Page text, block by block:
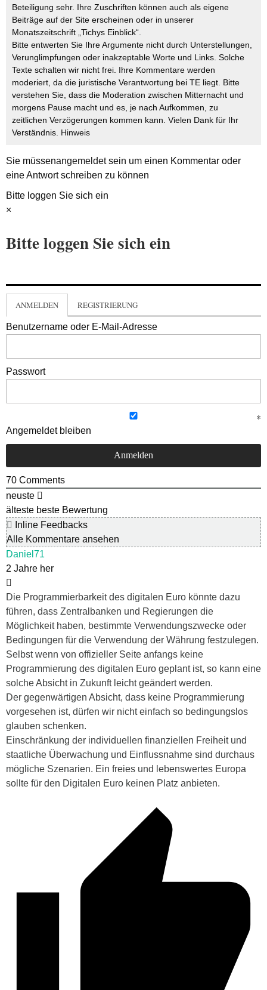
Beteiligung sehr. Ihre Zuschriften können auch als eigene
Beiträge auf der Site erscheinen oder in unserer
Monatszeitschrift „Tichys Einblick“.
Bitte entwerten Sie Ihre Argumente nicht durch Unterstellungen,
Verunglimpfungen oder inakzeptable Worte und Links. Solche
Texte schalten wir nicht frei. Ihre Kommentare werden
moderiert, da die juristische Verantwortung bei TE liegt. Bitte
verstehen Sie, dass die Moderation zwischen Mitternacht und
morgens Pause macht und es, je nach Aufkommen, zu
zeitlichen Verzögerungen kommen kann. Vielen Dank für Ihr
Verständnis. Hinweis
Sie müssenangemeldetsein um einen Kommentar oder
eine Antwort schreiben zu können
Bitte loggen Sie sich ein
×
Bitte loggen Sie sich ein
ANMELDEN REGISTRIERUNG
Benutzername oder E-Mail-Adresse
Passwort
Angemeldet bleiben
70 Comments
neuste
älteste beste Bewertung
Inline Feedbacks
Alle Kommentare ansehen
Daniel71
2 Jahre her
Die Programmierbarkeit des digitalen Euro könnte dazu
führen, dass Zentralbanken und Regierungen die
Möglichkeit haben, bestimmte Verwendungszwecke oder
Bedingungen für die Verwendung der Währung festzulegen.
Selbst wenn von offizieller Seite anfangs keine
Programmierung des digitalen Euro geplant ist, so kann eine
solche Absicht in Zukunft leicht geändert werden.
Der gegenwärtigen Absicht, dass keine Programmierung
vorgesehen ist, dürfen wir nicht einfach so bedingungslos
glauben schenken.
Einschränkung der individuellen finanziellen Freiheit und
staatliche Überwachung und Einflussnahme sind durchaus
mögliche Szenarien. Ein freies und lebenswertes Europa
sollte für den Digitalen Euro keinen Platz anbieten.